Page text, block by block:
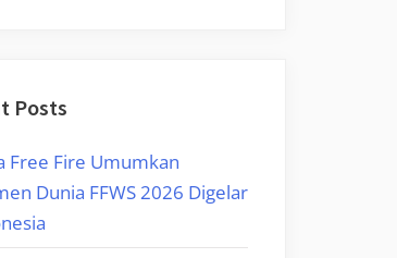
Posts
Free Fire Umumkan
Dunia FFWS 2026 Digelar